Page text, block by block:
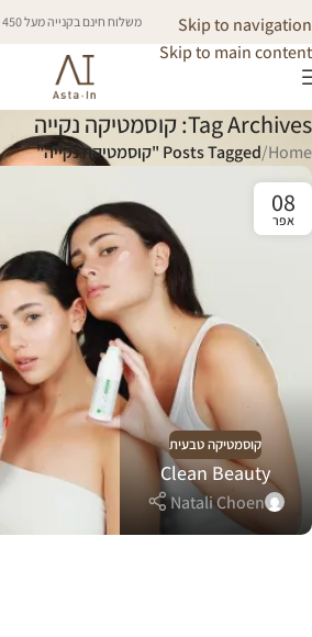
Skip to navigation
Skip to main content
משלוח חינם בקנייה מעל 450 ₪
Tag Archives: קוסמטיקה נקייה
Home
/Posts Tagged "קוסמטיקה נקייה"
08
אפר
קוסמטיקה טבעית
Clean Beauty
Natali Choen